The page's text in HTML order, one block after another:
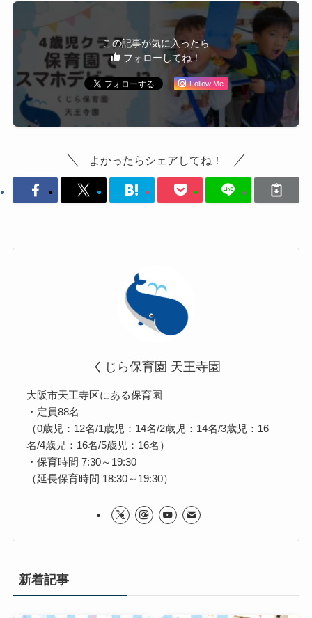
この記事が気に入ったら
フォローしてね！
Follow Me
よかったらシェアしてね！
くじら保育園 天王寺園
大阪市天王寺区にある保育園
・定員88名
（0歳児：12名/1歳児：14名/2歳児：14名/3歳児：16
名/4歳児：16名/5歳児：16名）
・保育時間 7:30～19:30
（延長保育時間 18:30～19:30）
新着記事